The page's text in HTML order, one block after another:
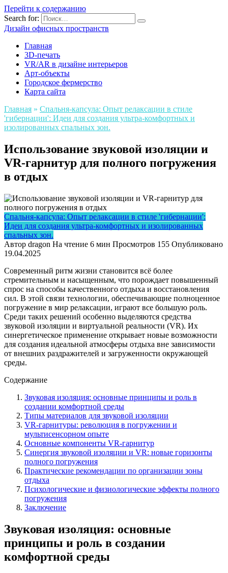
Перейти к содержанию
Search for:
Дизайн офисных пространств
Главная
3D-печать
VR/AR в дизайне интерьеров
Арт-объекты
Городское фермерство
Карта сайта
Главная » Спальня-капсула: Опыт релаксации в стиле
'гибернации': Идеи для создания ультра-комфортных и
изолированных спальных зон.
Использование звуковой изоляции и
VR-гарнитур для полного погружения
в отдых
Спальня-капсула: Опыт релаксации в стиле 'гибернации':
Идеи для создания ультра-комфортных и изолированных
спальных зон.
Автор dragon На чтение 6 мин Просмотров 155 Опубликовано
19.04.2025
Современный ритм жизни становится всё более
стремительным и насыщенным, что порождает повышенный
спрос на способы качественного отдыха и восстановления
сил. В этой связи технологии, обеспечивающие полноценное
погружение в мир релаксации, играют все большую роль.
Среди таких решений особенно выделяются средства
звуковой изоляции и виртуальной реальности (VR). Их
синергетическое применение открывает новые возможности
для создания идеальной атмосферы отдыха вне зависимости
от внешних раздражителей и загруженности окружающей
среды.
Содержание
Звуковая изоляция: основные принципы и роль в
создании комфортной среды
Типы материалов для звуковой изоляции
VR-гарнитуры: революция в погружении и
мультисенсорном опыте
Основные компоненты VR-гарнитур
Синергия звуковой изоляции и VR: новые горизонты
полного погружения
Практические рекомендации по организации зоны
отдыха
Психологические и физиологические эффекты полного
погружения
Заключение
Звуковая изоляция: основные
принципы и роль в создании
комфортной среды